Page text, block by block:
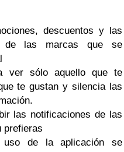
descuentos y las
de las marcas que se
ver sólo aquello que te
te gustan y silencia las
las notificaciones de las
prefieras
de la aplicación se